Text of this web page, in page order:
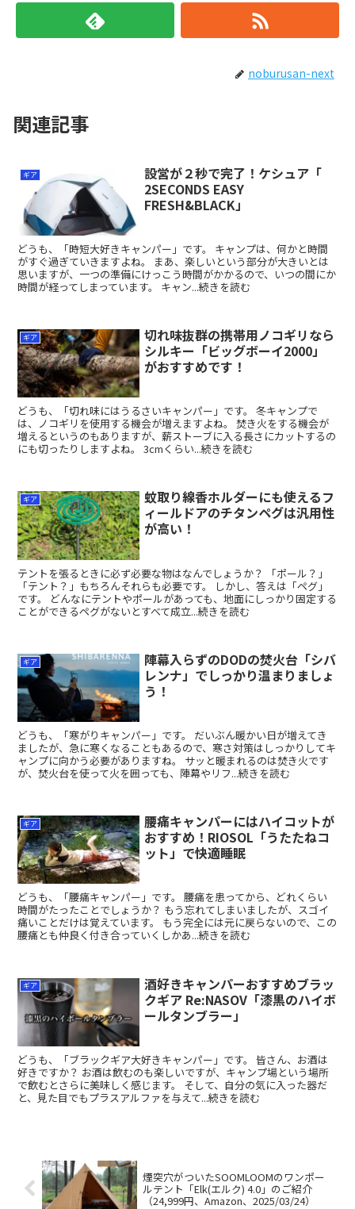
noburusan-next
関連記事
ギア
設営が２秒で完了！ケシュア「
2SECONDS EASY
FRESH&BLACK」
どうも、「時短大好きキャンパー」です。 キャンプは、何かと時間
がすぐ過ぎていきますよね。 まあ、楽しいという部分が大きいとは
思いますが、一つの準備にけっこう時間がかかるので、いつの間にか
時間が経ってしまっています。 キャン...続きを読む
ギア
切れ味抜群の携帯用ノコギリなら
シルキー「ビッグボーイ2000」
がおすすめです！
どうも、「切れ味にはうるさいキャンパー」です。 冬キャンプで
は、ノコギリを使用する機会が増えますよね。 焚き火をする機会が
増えるというのもありますが、薪ストーブに入る長さにカットするの
にも切ったりしますよね。 3cmくらい...続きを読む
ギア
蚊取り線香ホルダーにも使えるフ
ィールドアのチタンペグは汎用性
が高い！
テントを張るときに必ず必要な物はなんでしょうか？ 「ポール？」
「テント？」もちろんそれらも必要です。 しかし、答えは「ペグ」
です。 どんなにテントやポールがあっても、地面にしっかり固定する
ことができるペグがないとすべて成立...続きを読む
ギア
陣幕入らずのDODの焚火台「シバ
レンナ」でしっかり温まりましょ
う！
どうも、「寒がりキャンパー」です。 だいぶん暖かい日が増えてき
ましたが、急に寒くなることもあるので、寒さ対策はしっかりしてキ
ャンプに向かう必要がありますね。 サッと暖まれるのは焚き火です
が、焚火台を使って火を囲っても、陣幕やリフ...続きを読む
ギア
腰痛キャンパーにはハイコットが
おすすめ！RIOSOL「うたたねコ
ット」で快適睡眠
どうも、「腰痛キャンパー」です。 腰痛を患ってから、どれくらい
時間がたったことでしょうか？ もう忘れてしまいましたが、スゴイ
痛いことだけは覚えています。 もう完全には元に戻らないので、この
腰痛とも仲良く付き合っていくしかあ...続きを読む
ギア
酒好きキャンパーおすすめブラッ
クギア Re:NASOV「漆黒のハイボ
ールタンブラー」
どうも、「ブラックギア大好きキャンパー」です。 皆さん、お酒は
好きですか？ お酒は飲むのも楽しいですが、キャンプ場という場所
で飲むとさらに美味しく感じます。 そして、自分の気に入った器だ
と、見た目でもプラスアルファを与えて...続きを読む
煙突穴がついたSOOMLOOMのワンポー
ルテント「Elk(エルク) 4.0」のご紹介
（24,999円、Amazon、2025/03/24）